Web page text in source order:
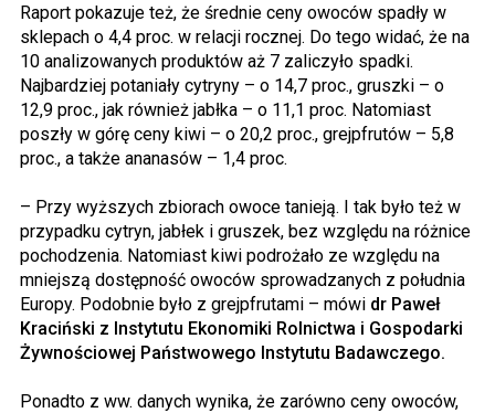
Raport pokazuje też, że średnie ceny owoców spadły w
sklepach o 4,4 proc. w relacji rocznej. Do tego widać, że na
10 analizowanych produktów aż 7 zaliczyło spadki.
Najbardziej potaniały cytryny – o 14,7 proc., gruszki – o
12,9 proc., jak również jabłka – o 11,1 proc. Natomiast
poszły w górę ceny kiwi – o 20,2 proc., grejpfrutów – 5,8
proc., a także ananasów – 1,4 proc.
– Przy wyższych zbiorach owoce tanieją. I tak było też w
przypadku cytryn, jabłek i gruszek, bez względu na różnice
pochodzenia. Natomiast kiwi podrożało ze względu na
mniejszą dostępność owoców sprowadzanych z południa
Europy. Podobnie było z grejpfrutami – mówi dr Paweł
Kraciński z Instytutu Ekonomiki Rolnictwa i Gospodarki
Żywnościowej Państwowego Instytutu Badawczego.
Ponadto z ww. danych wynika, że zarówno ceny owoców,